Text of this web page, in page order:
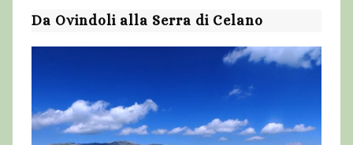
Da Ovindoli alla Serra di Celano